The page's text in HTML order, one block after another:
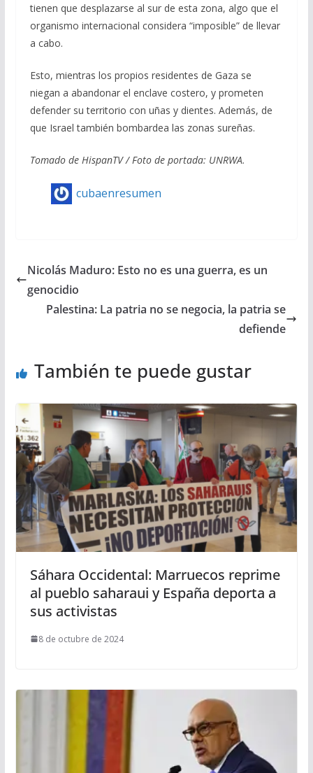
tienen que desplazarse al sur de esta zona, algo que el
organismo internacional considera “imposible” de llevar
a cabo.
Esto, mientras los propios residentes de Gaza se
niegan a abandonar el enclave costero, y prometen
defender su territorio con uñas y dientes. Además, de
que Israel también bombardea las zonas sureñas.
Tomado de HispanTV / Foto de portada: UNRWA.
cubaenresumen
Nicolás Maduro: Esto no es una guerra, es un
genocidio
Palestina: La patria no se negocia, la patria se
defiende
También te puede gustar
Sáhara Occidental: Marruecos reprime
al pueblo saharaui y España deporta a
sus activistas
8 de octubre de 2024